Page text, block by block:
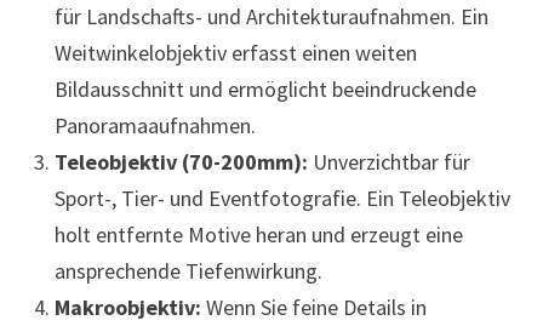
für Landschafts- und Architekturaufnahmen. Ein
Weitwinkelobjektiv erfasst einen weiten
Bildausschnitt und ermöglicht beeindruckende
Panoramaaufnahmen.
Teleobjektiv (70-200mm): Unverzichtbar für
Sport-, Tier- und Eventfotografie. Ein Teleobjektiv
holt entfernte Motive heran und erzeugt eine
ansprechende Tiefenwirkung.
Makroobjektiv: Wenn Sie feine Details in